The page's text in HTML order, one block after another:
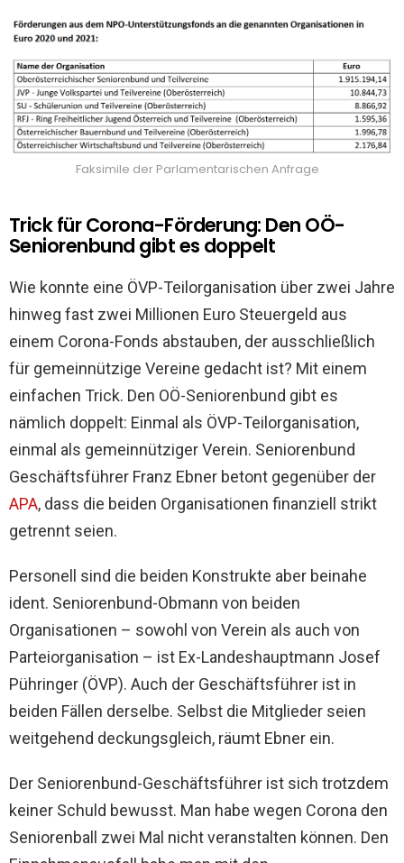
Faksimile der Parlamentarischen Anfrage
Trick für Corona-Förderung: Den OÖ-
Seniorenbund gibt es doppelt
Wie konnte eine ÖVP-Teilorganisation über zwei Jahre
hinweg fast zwei Millionen Euro Steuergeld aus
einem Corona-Fonds abstauben, der ausschließlich
für gemeinnützige Vereine gedacht ist? Mit einem
einfachen Trick. Den OÖ-Seniorenbund gibt es
nämlich doppelt: Einmal als ÖVP-Teilorganisation,
einmal als gemeinnütziger Verein. Seniorenbund
Geschäftsführer Franz Ebner betont gegenüber der
APA, dass die beiden Organisationen finanziell strikt
getrennt seien.
Personell sind die beiden Konstrukte aber beinahe
ident. Seniorenbund-Obmann von beiden
Organisationen – sowohl von Verein als auch von
Parteiorganisation – ist Ex-Landeshauptmann Josef
Pühringer (ÖVP). Auch der Geschäftsführer ist in
beiden Fällen derselbe. Selbst die Mitglieder seien
weitgehend deckungsgleich, räumt Ebner ein.
Der Seniorenbund-Geschäftsführer ist sich trotzdem
keiner Schuld bewusst. Man habe wegen Corona den
Seniorenball zwei Mal nicht veranstalten können. Den